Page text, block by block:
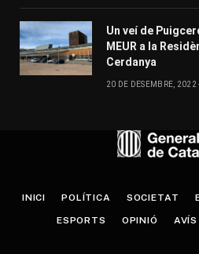
Un veí de
MEUR a la
Cerdanya
20 DE DESEMBRE, 2022
INICI POLÍTICA SOCIETAT
ESPORTS OPINIÓ